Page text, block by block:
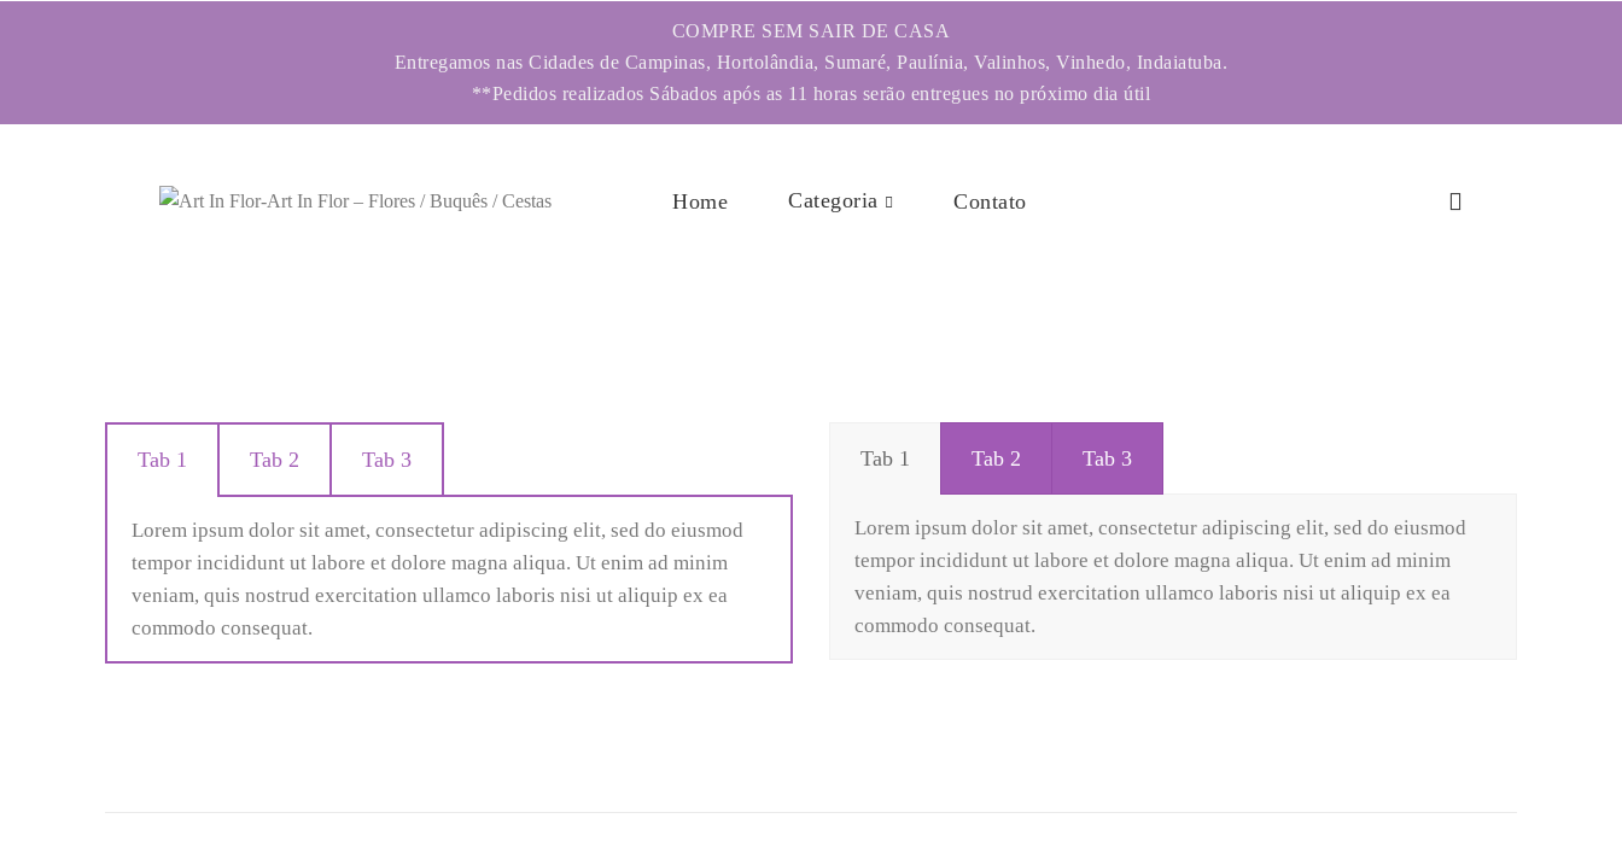
COMPRE SEM SAIR DE CASA
Entregamos nas Cidades de Campinas, Hortolândia, Sumaré, Paulínia, Valinhos, Vinhedo, Indaiatuba.
**Pedidos realizados Sábados após as 11 horas serão entregues no próximo dia útil
Home Categoria Contato
Tab 1 Tab 2 Tab 3
Lorem ipsum dolor sit amet, consectetur adipiscing elit, sed do eiusmod
tempor incididunt ut labore et dolore magna aliqua. Ut enim ad minim
veniam, quis nostrud exercitation ullamco laboris nisi ut aliquip ex ea
commodo consequat.
Tab 1 Tab 2 Tab 3
Lorem ipsum dolor sit amet, consectetur adipiscing elit, sed do eiusmod
tempor incididunt ut labore et dolore magna aliqua. Ut enim ad minim
veniam, quis nostrud exercitation ullamco laboris nisi ut aliquip ex ea
commodo consequat.